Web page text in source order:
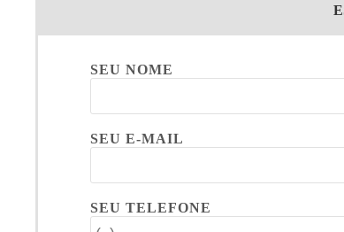
SEU NOME
SEU E-MAIL
SEU TELEFONE